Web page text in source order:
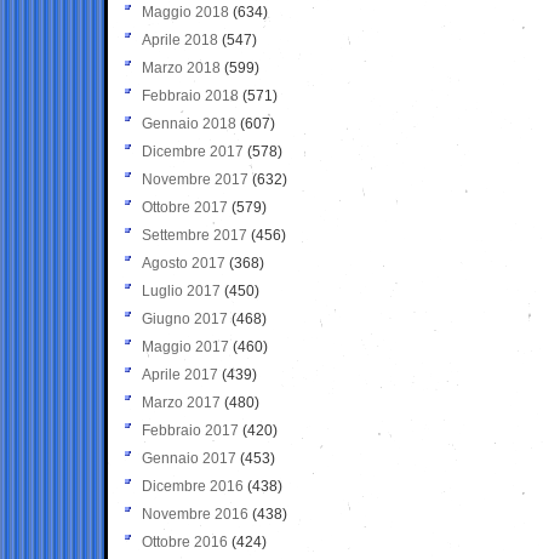
Maggio 2018 (634)
Aprile 2018 (547)
Marzo 2018 (599)
Febbraio 2018 (571)
Gennaio 2018 (607)
Dicembre 2017 (578)
Novembre 2017 (632)
Ottobre 2017 (579)
Settembre 2017 (456)
Agosto 2017 (368)
Luglio 2017 (450)
Giugno 2017 (468)
Maggio 2017 (460)
Aprile 2017 (439)
Marzo 2017 (480)
Febbraio 2017 (420)
Gennaio 2017 (453)
Dicembre 2016 (438)
Novembre 2016 (438)
Ottobre 2016 (424)